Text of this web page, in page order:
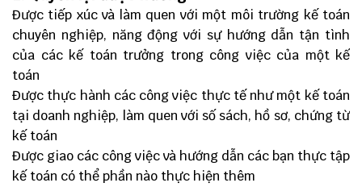
Được tiếp xúc và làm quen với một môi trường kế toán
chuyên nghiệp, năng động với sự hướng dẫn tận tình
của các kế toán trưởng trong công việc của một kế
toán
Được thực hành các công việc thực tế như một kế toán
tại doanh nghiệp, làm quen với số sách, hồ sơ, chứng từ
kế toán
Được giao các công việc và hướng dẫn các bạn thực tập
kế toán có thể phần nào thực hiện thêm